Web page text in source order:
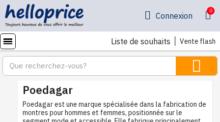
Connexion
Liste de souhaits Vente flash
Poedagar
Poedagar est une marque spécialisée dans la fabrication de
montres pour hommes et femmes, positionnée sur le